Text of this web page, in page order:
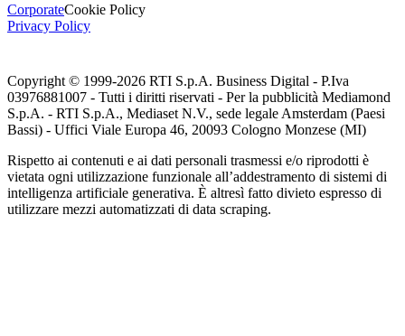
CorporateCookie Policy
Privacy Policy
Copyright © 1999-2026 RTI S.p.A. Business Digital - P.Iva
03976881007 - Tutti i diritti riservati - Per la pubblicità Mediamond
S.p.A. - RTI S.p.A., Mediaset N.V., sede legale Amsterdam (Paesi
Bassi) - Uffici Viale Europa 46, 20093 Cologno Monzese (MI)
Rispetto ai contenuti e ai dati personali trasmessi e/o riprodotti è
vietata ogni utilizzazione funzionale all’addestramento di sistemi di
intelligenza artificiale generativa. È altresì fatto divieto espresso di
utilizzare mezzi automatizzati di data scraping.